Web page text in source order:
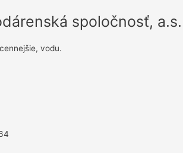
spoločnosť, a.s.
vodu.